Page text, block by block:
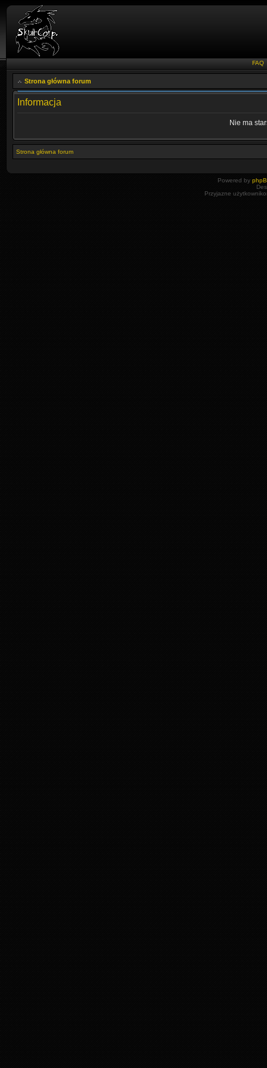
FAQ
Strona główna forum
Informacja
Nie ma
Strona główna forum
Powered by
Przyjazne